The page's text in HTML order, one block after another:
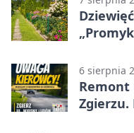
6 sierpnia
Remont
Zgierzu.